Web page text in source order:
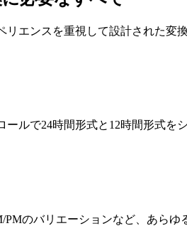
リエンスを重視して設計された変
ールで24時間形式と12時間形式を
PMのバリエーションなど、あら